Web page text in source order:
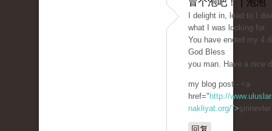
冒个泡吧！ | 泡泡
I delight in, lead to I
what I was looking for.
You have ended my 4
God Bless
you man. Have a nice
my blog post - <a
href=" http://
nakliyat.org/">